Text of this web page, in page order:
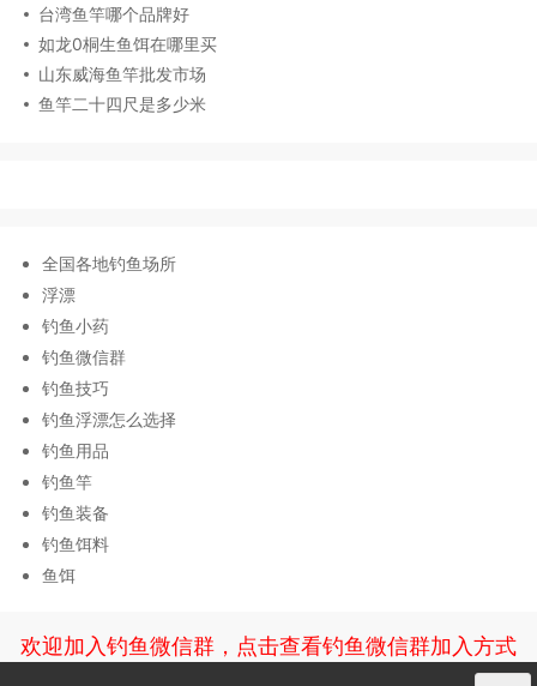
台湾鱼竿哪个品牌好
如龙0桐生鱼饵在哪里买
山东威海鱼竿批发市场
鱼竿二十四尺是多少米
全国各地钓鱼场所
浮漂
钓鱼小药
钓鱼微信群
钓鱼技巧
钓鱼浮漂怎么选择
钓鱼用品
钓鱼竿
钓鱼装备
钓鱼饵料
鱼饵
欢迎加入钓鱼微信群，点击查看钓鱼微信群加入方式